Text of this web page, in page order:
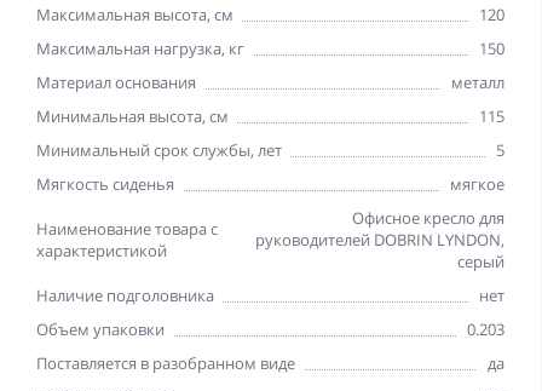
Максимальная высота, см
120
Максимальная нагрузка, кг
150
Материал основания
металл
Минимальная высота, см
115
Минимальный срок службы, лет
5
Мягкость сиденья
мягкое
Наименование товара с
характеристикой
Офисное кресло для
руководителей DOBRIN LYNDON,
серый
Наличие подголовника
нет
Объем упаковки
0.203
Поставляется в разобранном виде
да